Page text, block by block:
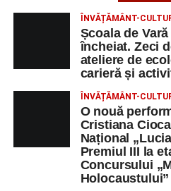
(Race Office) pentru competiția
Râpa Roșie
Orele 17.00–20.00
–
Centrul Cultural
Sebeș – Sala de
ÎNVĂȚĂMÂNT-
Școala de
încheiat. Zeci
ateliere de
carieră și
ÎNVĂȚĂMÂNT-
O nouă
Cristiana
Național
Premiul III la
Concursului
Holocaustului”